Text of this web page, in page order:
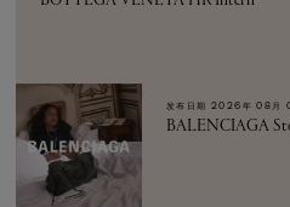
发布日期 2026年 08月
BALENCIAGA